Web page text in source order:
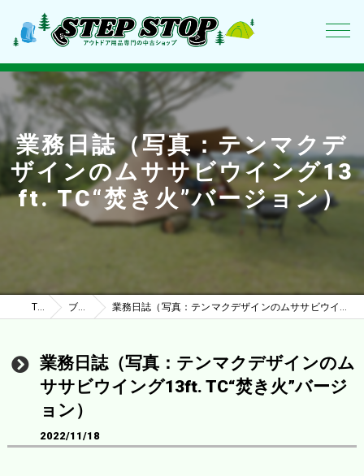
業務日誌（写真：テンマクデ
ザインのムササビウイング13
ft. TC“焚き火”バージョン）
TOP ブログ 業務日誌（写真：テンマクデザインのムササビウイング13ft. TC“焚き火”バージョン）
業務日誌（写真：テンマクデザインのム
ササビウイング13ft. TC“焚き火”バージ
ョン）
2022/11/18